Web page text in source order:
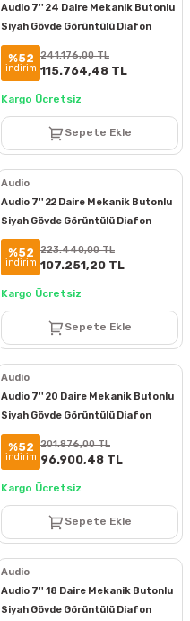
Audio 7'' 24 Daire Mekanik Butonlu
Siyah Gövde Görüntülü Diafon
Paketi
%52
indirim
241.176,00 TL
115.764,48 TL
Kargo Ücretsiz
Sepete Ekle
Audio
Audio 7'' 22 Daire Mekanik Butonlu
Siyah Gövde Görüntülü Diafon
Paketi
%52
indirim
223.440,00 TL
107.251,20 TL
Kargo Ücretsiz
Sepete Ekle
Audio
Audio 7'' 20 Daire Mekanik Butonlu
Siyah Gövde Görüntülü Diafon
Paketi
%52
indirim
201.876,00 TL
96.900,48 TL
Kargo Ücretsiz
Sepete Ekle
Audio
Audio 7'' 18 Daire Mekanik Butonlu
Siyah Gövde Görüntülü Diafon